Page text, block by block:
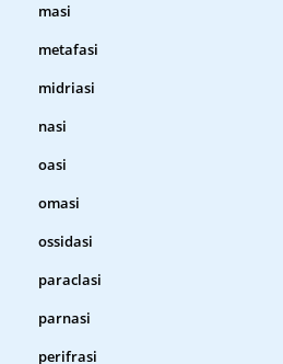
masi
metafasi
midriasi
nasi
oasi
omasi
ossidasi
paraclasi
parnasi
perifrasi